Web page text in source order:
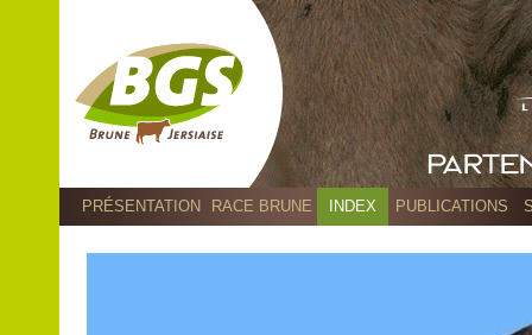
PRÉSENTATION RACE BRUNE INDEX PUBLICATIONS